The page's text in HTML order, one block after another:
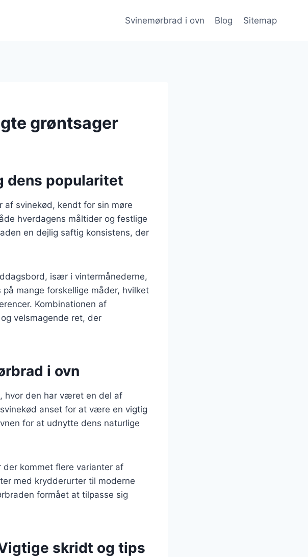
Svinemørbrad i ovn Blog Sitemap
grøntsager
dens popularitet
svinekød, kendt for sin møre
hverdagens måltider og festlige
en dejlig saftig konsistens, der
især i vintermånederne,
mange forskellige måder, hvilket
Kombinationen af
velsmagende ret, der
i ovn
hvor den har været en del af
anset for at være en vigtig
for at udnytte dens naturlige
kommet flere varianter af
med krydderurter til moderne
formået at tilpasse sig
skridt og tips